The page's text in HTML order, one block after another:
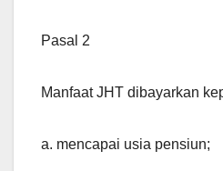
Pasal 2
Manfaat JHT dibayarkan
a. mencapai usia pensiun;